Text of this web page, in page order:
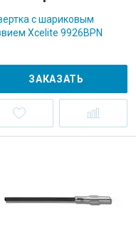
с шариковым
Xcelite 9926BPN
ЗАКАЗАТЬ